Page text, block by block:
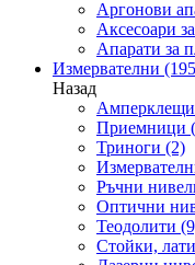
Аргонови
Аксесоари
Апарати за
Измервателни
Назад
Амперклещи
Приемници
Триноги (2)
Ръчни
Оптични
Теодолити
Стойки,